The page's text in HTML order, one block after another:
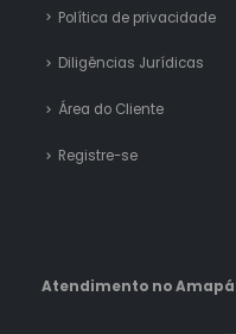
Política de privacidade
Diligências Jurídicas
Área do Cliente
Registre-se
Atendimento no